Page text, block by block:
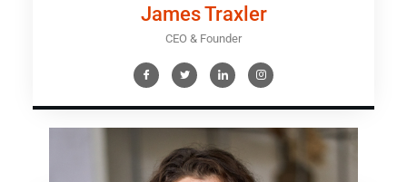
James Traxler
CEO & Founder